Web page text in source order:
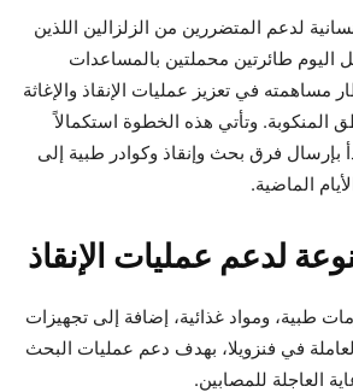
لدعم المتضررين من الزلزالين اللذين
اليوم طائرتين محملتين بالمساعدات
مساهمته في تعزيز عمليات الإنقاذ والإغاثة
المنكوبة. وتأتي هذه الخطوة استكمالاً
بإرسال فرق بحث وإنقاذ وكوادر طبية إلى
الماضية.
لدعم عمليات الإنقاذ
طبية، ومواد غذائية، إضافة إلى تجهيزات
في فنزويلا، بهدف دعم عمليات البحث
العاجلة للمصابين.